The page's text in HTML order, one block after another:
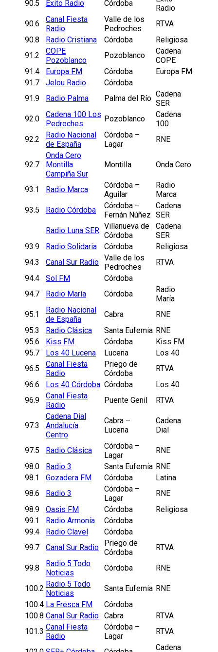
90.5
Éxito Radio Córdoba
Radio
90.6
Canal Fiesta
Radio
Valle de los
Pedroches
RTVA
90.8
Radio Cristiana Córdoba
Religiosa
91.2
COPE
Pozoblanco
Pozoblanco
Cadena
COPE
91.4
Europa FM Córdoba
Europa FM
91.7
Jelou Radio
Córdoba
91.9
Radio Palma Palma del Río Cadena
SER
92.0
Cadena 100 Los
Pedroches
Pozoblanco
Cadena
100
92.2
Radio Nacional
de España
Córdoba –
Lagar
RNE
92.7
Onda Cero
Montilla
Campiña Sur
Montilla Onda Cero
93.1 Radio Marca
Córdoba –
Aguilar
Radio
Marca
93.5
Radio Córdoba
Córdoba –
Fernán Núñez
Cadena
SER
Radio Luna SER Villanueva de
Córdoba
Cadena
SER
93.9
Radio Solidaria Córdoba
Religiosa
94.3
Canal Sur Radio Valle de los
Pedroches
RTVA
94.4
Sol FM
Córdoba
94.7
Radio María Córdoba
Radio
María
95.1
Radio Nacional
de España
Cabra
RNE
95.3
Radio Clásica Santa Eufemia RNE
95.6
Kiss FM Córdoba
Kiss FM
95.7
Los 40 Lucena Lucena
Los 40
96.5
Canal Fiesta
Radio
Priego de
Córdoba
RTVA
96.6
Los 40 Córdoba Córdoba
Los 40
96.9
Canal Fiesta
Radio
Puente Genil RTVA
97.3
Cadena Dial
Andalucía
Centro
Cabra –
Lucena
Cadena
Dial
97.5 Radio Clásica
Córdoba –
Lagar
RNE
98.0
Radio 3 Santa Eufemia RNE
98.1
Gozadera FM Córdoba
Latina
98.6
Radio 3
Córdoba –
Lagar
RNE
98.9
Oasis FM Córdoba
Religiosa
99.1
Radio Armonía
Córdoba
99.4
Radio Clavel
Córdoba
99.7
Canal Sur Radio
Priego de
Córdoba
RTVA
99.8
Radio 5 Todo
Noticias
Córdoba RNE
100.2 Radio 5 Todo
Noticias
Santa Eufemia RNE
100.4 La Fresca FM
Córdoba
100.8 Canal Sur Radio Cabra
RTVA
101.3 Canal Fiesta
Radio
Córdoba –
Lagar
RTVA
Cadena